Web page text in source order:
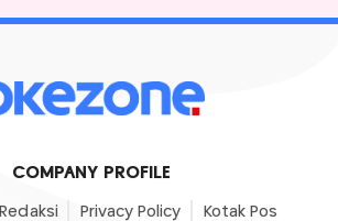
COMPANY PROFILE
Redaksi Privacy Policy Kotak Pos